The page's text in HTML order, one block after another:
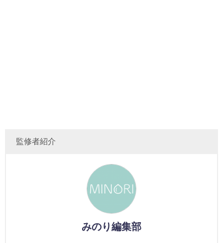
監修者紹介
みのり編集部